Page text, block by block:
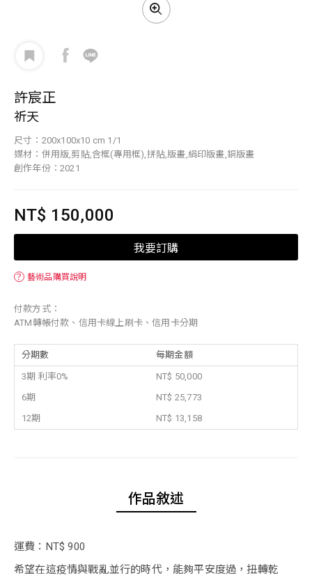
許宸正
祈天
尺寸：200x100x10 cm 1/1
媒材：併用版,剪貼,含框(專用框),拼貼,版畫,絹印版畫,銅版畫
創作年份：2021
NT$ 150,000
我要訂購
？ 藝術品購買說明
付款方式：
ATM轉帳付款、信用卡線上刷卡、信用卡分期
分期數 每期金額
3期 利率0%
NT$ 50,000
6期
NT$ 25,773
12期
NT$ 13,158
作品敘述
運費：NT$ 900
希望在這疫情與戰亂並行的時代，能夠平安度過，扭轉乾